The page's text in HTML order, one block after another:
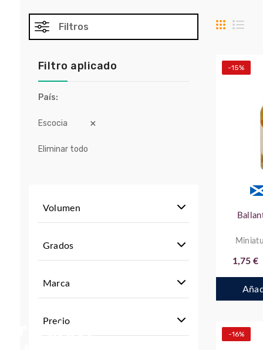
Parrilla
-15%
1,75 €
-16%
Filtros
Filtro aplicado
País
Escocia
Eliminar todo
Volumen
Grados
Marca
Precio